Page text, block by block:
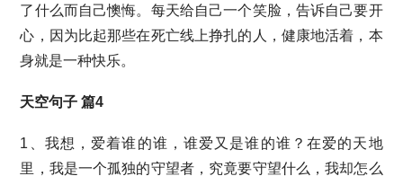
了什么而自己懊悔。每天给自己一个笑脸，告诉自己要开
心，因为比起那些在死亡线上挣扎的人，健康地活着，本
身就是一种快乐。
天空句子 篇4
1、我想，爱着谁的谁，谁爱又是谁的谁？在爱的天地
里，我是一个孤独的守望者，究竟要守望什么，我却怎么